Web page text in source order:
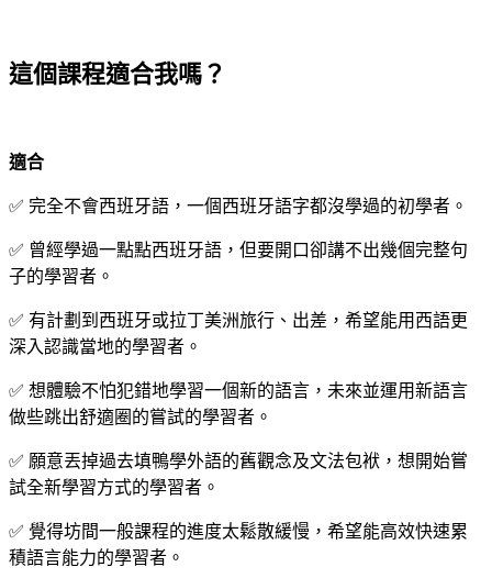
這個課程適合我嗎？
適合
✅ 完全不會西班牙語，一個西班牙語字都沒學過的初學者。
✅ 曾經學過一點點西班牙語，但要開口卻講不出幾個完整句
子的學習者。
✅ 有計劃到西班牙或拉丁美洲旅行、出差，希望能用西語更
深入認識當地的學習者。
✅ 想體驗不怕犯錯地學習一個新的語言，未來並運用新語言
做些跳出舒適圈的嘗試的學習者。
✅ 願意丟掉過去填鴨學外語的舊觀念及文法包袱，想開始嘗
試全新學習方式的學習者。
✅ 覺得坊間一般課程的進度太鬆散緩慢，希望能高效快速累
積語言能力的學習者。